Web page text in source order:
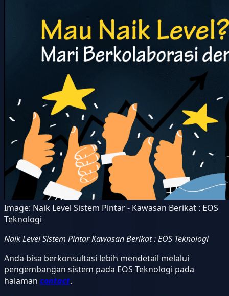
Image: Naik Level Sistem Pintar - Kawasan Berikat : EOS
Teknologi
Naik Level Sistem Pintar Kawasan Berikat : EOS Teknologi
Anda bisa berkonsultasi lebih mendetail melalui
pengembangan sistem pada EOS Teknologi pada
halaman contact.